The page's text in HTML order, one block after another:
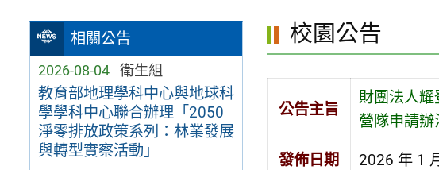
相關公告
2026-08-04 衛生組
教育部地理學科中心與地球科
學學科中心聯合辦理「2050
淨零排放政策系列：林業發展
與轉型實察活動」
校園公告
公告主旨
財團法人
營隊申請辦
發佈日期 2026 年 1